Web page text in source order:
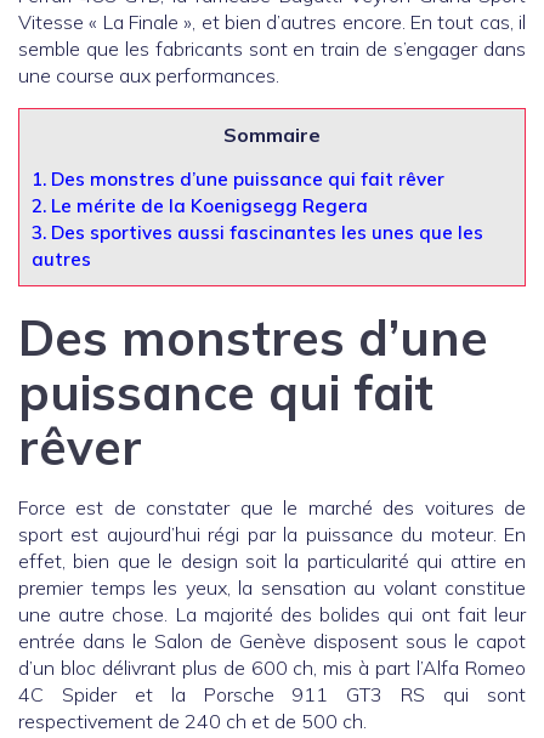
Vitesse « La Finale », et bien d’autres encore. En tout cas, il
semble que les fabricants sont en train de s’engager dans
une course aux performances.
Sommaire
1. Des monstres d’une puissance qui fait rêver
2. Le mérite de la Koenigsegg Regera
3. Des sportives aussi fascinantes les unes que les
autres
Des monstres d’une
puissance qui fait
rêver
Force est de constater que le marché des voitures de
sport est aujourd’hui régi par la puissance du moteur. En
effet, bien que le design soit la particularité qui attire en
premier temps les yeux, la sensation au volant constitue
une autre chose. La majorité des bolides qui ont fait leur
entrée dans le Salon de Genève disposent sous le capot
d’un bloc délivrant plus de 600 ch, mis à part l’Alfa Romeo
4C Spider et la Porsche 911 GT3 RS qui sont
respectivement de 240 ch et de 500 ch.